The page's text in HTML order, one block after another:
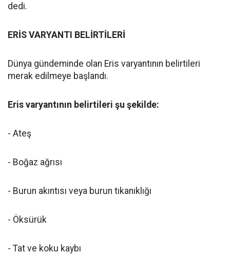
dedi.
ERİS VARYANTI BELİRTİLERİ
Dünya gündeminde olan Eris varyantının belirtileri
merak edilmeye başlandı.
Eris varyantının belirtileri şu şekilde:
- Ateş
- Boğaz ağrısı
- Burun akıntısı veya burun tıkanıklığı
- Öksürük
- Tat ve koku kaybı